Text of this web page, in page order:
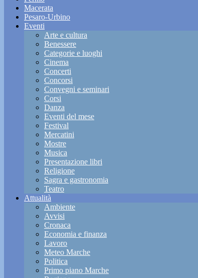
Macerata
Pesaro-Urbino
Eventi
Arte e cultura
Benessere
Categorie e luoghi
Cinema
Concerti
Concorsi
Convegni e seminari
Corsi
Danza
Eventi del mese
Festival
Mercatini
Mostre
Musica
Presentazione libri
Religione
Sagra e gastronomia
Teatro
Attualità
Ambiente
Avvisi
Cronaca
Economia e finanza
Lavoro
Meteo Marche
Politica
Primo piano Marche